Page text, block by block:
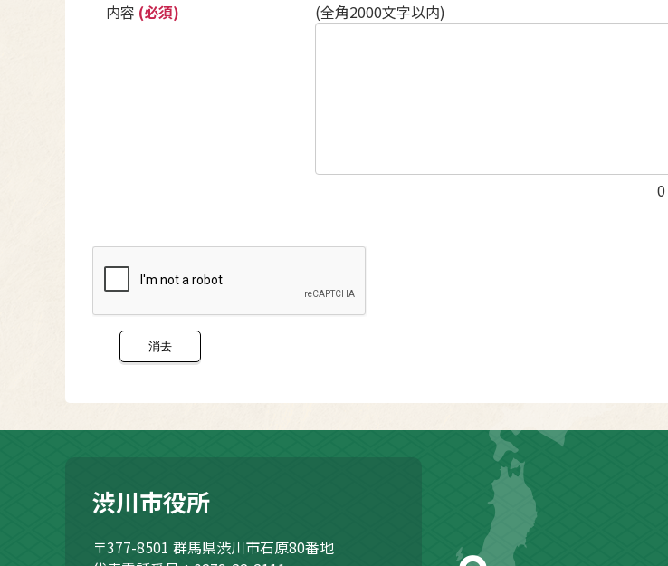
内容 (必須) (全角2000文字以内)
0
渋川市役所
〒377-8501 群馬県渋川市石原80番地